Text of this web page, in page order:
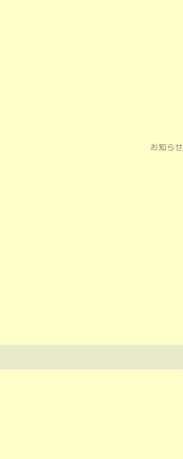
お知らせ